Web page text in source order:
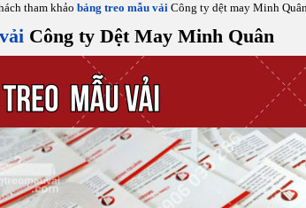
tham khảo bảng treo mẫu vải Công ty dệt may Minh
Công ty Dệt May Minh Quân